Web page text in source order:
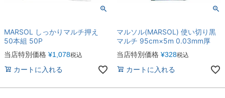
MARSOL しっかりマルチ押え
50本組 50P
当店特別価格 ¥1,078税込
カートに入れる
マルソル(MARSOL) 使い切り黒
マルチ 95cm×5m 0.03mm厚
当店特別価格 ¥328税込
カートに入れる